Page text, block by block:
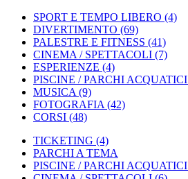
SPORT E TEMPO LIBERO (4)
DIVERTIMENTO (69)
PALESTRE E FITNESS (41)
CINEMA / SPETTACOLI (7)
ESPERIENZE (4)
PISCINE / PARCHI ACQUATICI
MUSICA (9)
FOTOGRAFIA (42)
CORSI (48)
TICKETING (4)
PARCHI A TEMA
PISCINE / PARCHI ACQUATICI